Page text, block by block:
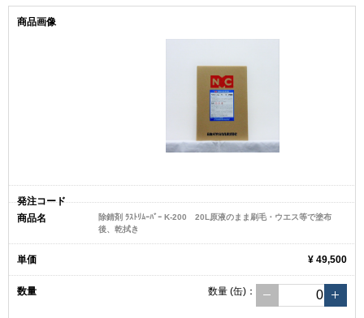
除錆剤 ﾗｽﾄﾘﾑｰﾊﾞｰ K-200 20L原液のまま刷毛・ウエス等で塗布
後、乾拭き
¥ 49,500
数量 (缶) ：